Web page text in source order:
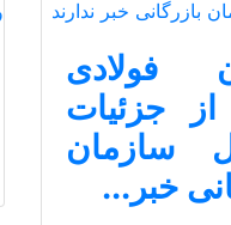
فولادی
از جزئیات
سازمان
خبر...